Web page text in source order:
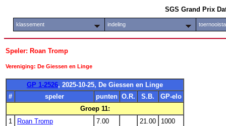
SGS Grand Prix
klassement indeling
Speler: Roan Tromp
Vereniging: De Giessen en Linge
GP 1-2526, 2025-10-25, De Giessen en Linge
#
speler punten O.R. S.B.
GP-elo
Groep 11:
1
Roan Tromp 7.00 21.00
1000